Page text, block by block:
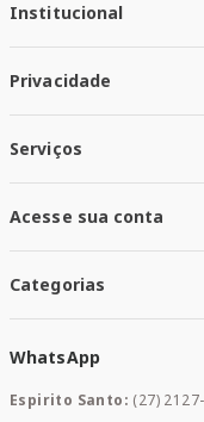
Institucional
Trabalhe conosco
Responsabilidade Social
Nossas Lojas
Privacidade
Política de Entrega
Trocas e Devoluções
Serviços
Santa Mais Exames
Santa Mais Serviços
Santa Mais Convenios
Acesse sua conta
Meus Pedidos
Categorias
Saúde e Bem-estar
Mamães e Bebê
WhatsApp
Espirito Santo: (27)